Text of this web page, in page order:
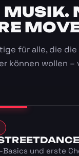
MUSIK.
für alle, die
können wollen –
und erste